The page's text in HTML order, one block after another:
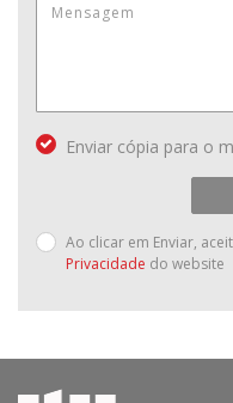
Enviar cópia para o
Ao clicar em Enviar,
Privacidade do website